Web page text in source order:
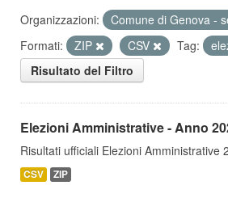
Organizzazioni:
Comune di Genova -
Formati:
ZIP CSV Tag:
Risultato del Filtro
Elezioni Amministrative - Anno
Risultati ufficiali Elezioni Amministrative
CSV ZIP